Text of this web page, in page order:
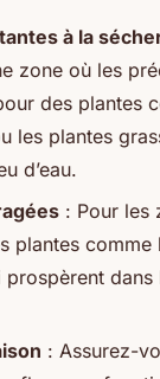
à la
zone où les
des plantes
les plantes
d’eau.
: Pour les
plantes comme
prospèrent
: Assurez-